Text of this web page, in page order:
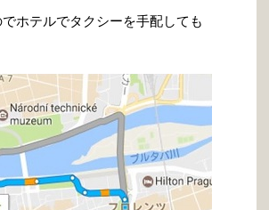
ホテルでタクシーを手配しても